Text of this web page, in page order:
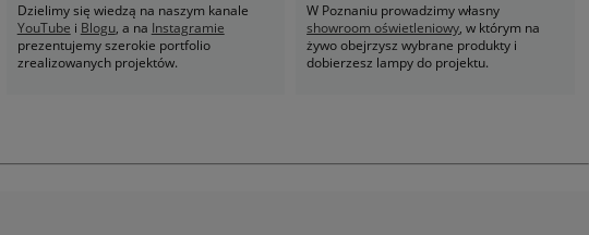
Dzielimy się wiedzą na naszym kanale
YouTube i Blogu, a na Instagramie
prezentujemy szerokie portfolio
zrealizowanych projektów.
W Poznaniu prowadzimy własny
showroom oświetleniowy, w którym na
żywo obejrzysz wybrane produkty i
dobierzesz lampy do projektu.